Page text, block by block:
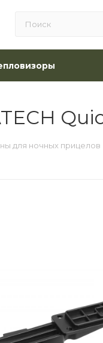
для ночных прицелов